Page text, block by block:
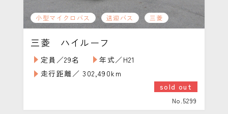
小型マイクロバス 送迎バス 三菱
三菱 ハイルーフ
定員／29名
年式／H21
走行距離／ 302,490km
sold out
No.5299